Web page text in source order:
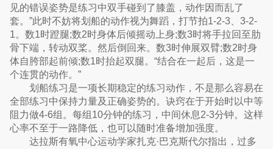
见的错误姿势是练习中双手碰到了膝盖，动作因而乱了
套。”此时不妨将划船的动作视为舞蹈，打节拍1-2-3、3-2-
1。数1时蹬腿;数2时身体后倾摇动上身;数3时将手拉回至肋
骨下端，转动双桨。然后倒回来。数3时伸展双臂;数2时身
体自胯部起前倾;数1时抬起双腿。“结合在一起后，这是一
个连贯的动作。”
划船练习是一项长期稳定的练习动作，不是那么容易在
全部练习中保持力量及正确姿势的。诀窍在于开始时以中等
阻力做4-6组。每组10分钟的练习，中间休息2-3分钟。这样
心率不至于一路降低，也可以随时准备增加强度。
达拉斯有氧中心运动学家扎克·巴克斯代尔指出，过多